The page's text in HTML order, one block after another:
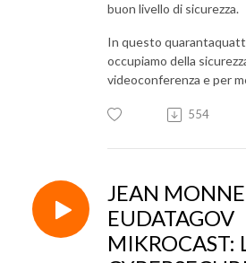
buon livello di sicurezza.
In questo
occupiamo della
videoconferenza e per
554
JEAN
EUDATAGOV
MIKROCAST: